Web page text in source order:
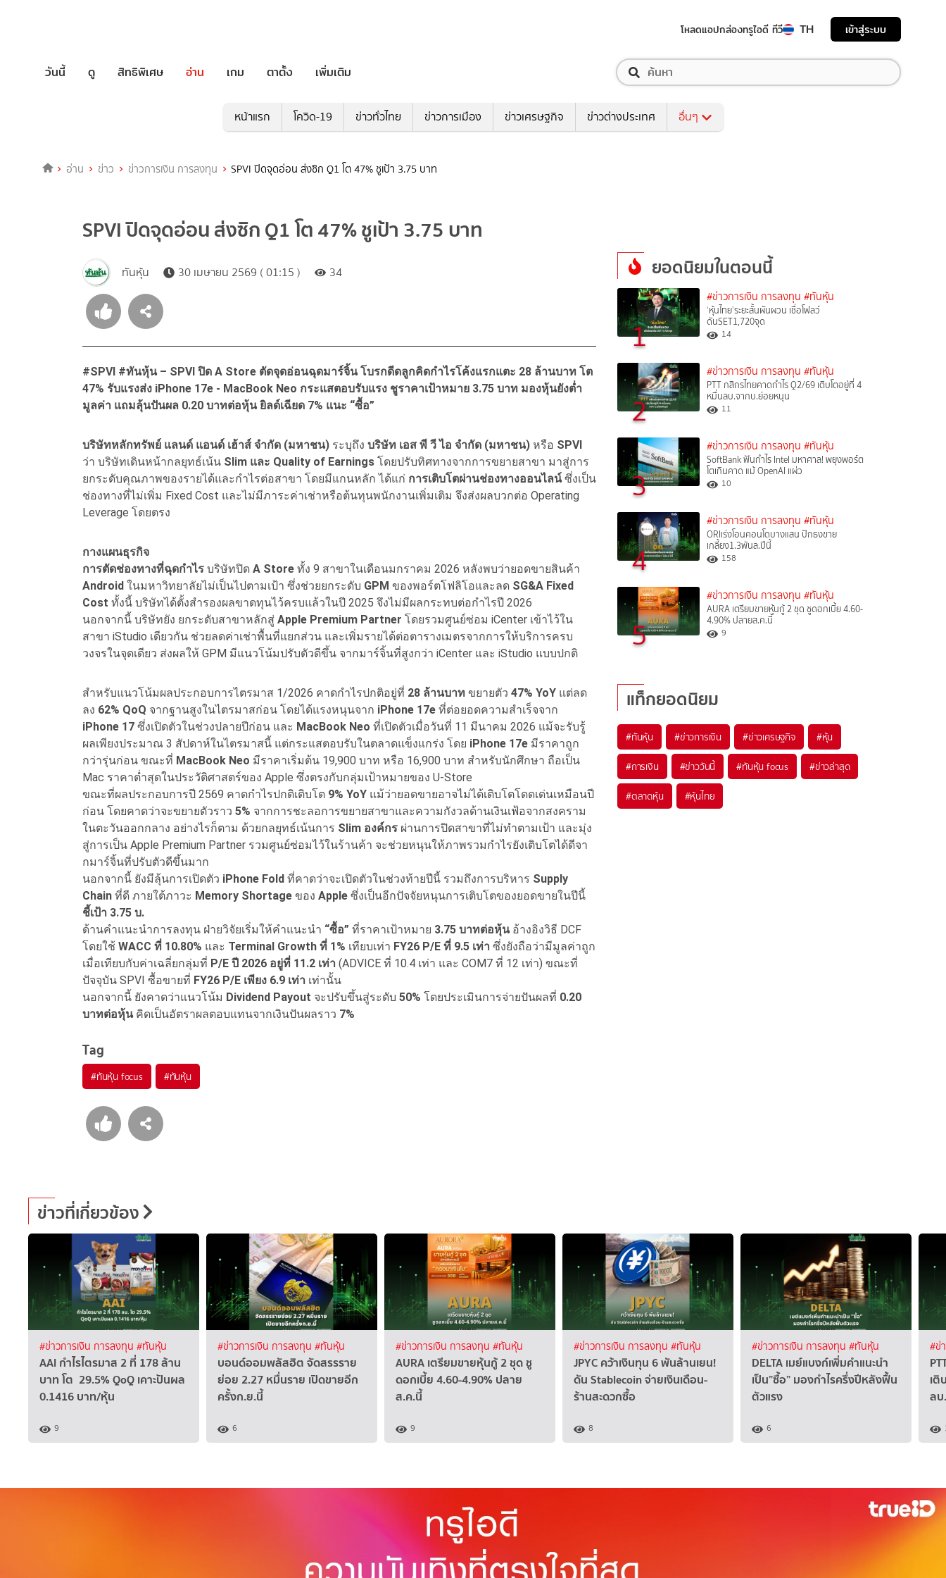
โหลดแอปกล่องทรูไอดี ทีวี TH เข้าสู่ระบบ
วันนี้ ดู สิทธิพิเศษ อ่าน เกม ตาตั้ง เพิ่มเติม
หน้าแรก โควิด-19 ข่าวทั่วไทย ข่าวการเมือง ข่าวเศรษฐกิจ ข่าวต่างประเทศ อื่นๆ
อ่าน ข่าว ข่าวการเงิน การลงทุน SPVI ปิดจุดอ่อน ส่งซิก Q1 โต 47% ชูเป้า 3.75 บาท
SPVI ปิดจุดอ่อน ส่งซิก Q1 โต 47% ชูเป้า 3.75 บาท
ทันหุ้น 30 เมษายน 2569 ( 01:15 ) 34
#SPVI #ทันหุ้น – SPVI ปิด A Store ตัดจุดอ่อนฉุดมาร์จิ้น โบรกดีดลูกคิดกำไรโค้งแรกแตะ 28 ล้านบาท โต
47% รับแรงส่ง iPhone 17e - MacBook Neo กระแสตอบรับแรง ชูราคาเป้าหมาย 3.75 บาท มองหุ้นยังต่ำ
มูลค่า แถมลุ้นปันผล 0.20 บาทต่อหุ้น ยิลด์เฉียด 7% แนะ “ซื้อ”
บริษัทหลักทรัพย์ แลนด์ แอนด์ เฮ้าส์ จำกัด (มหาชน) ระบุถึง บริษัท เอส พี วี ไอ จำกัด (มหาชน) หรือ SPVI
ว่า บริษัทเดินหน้ากลยุทธ์เน้น Slim และ Quality of Earnings โดยปรับทิศทางจากการขยายสาขา มาสู่การ
ยกระดับคุณภาพของรายได้และกำไรต่อสาขา โดยมีแกนหลัก ได้แก่ การเติบโตผ่านช่องทางออนไลน์ซึ่งเป็น
ช่องทางที่ไม่เพิ่ม Fixed Cost และไม่มีภาระค่าเช่าหรือต้นทุนพนักงานเพิ่มเติม จึงส่งผลบวกต่อ Operating
Leverage โดยตรง
กางแผนธุรกิจ
การตัดช่องทางที่ฉุดกำไร บริษัทปิด A Store ทั้ง 9 สาขาในเดือนมกราคม 2026 หลังพบว่ายอดขายสินค้า
Android ในมหาวิทยาลัยไม่เป็นไปตามเป้า ซึ่งช่วยยกระดับ GPM ของพอร์ตโฟลิโอและลด SG&A Fixed
Cost ทั้งนี้ บริษัทได้ตั้งสำรองผลขาดทุนไว้ครบแล้วในปี 2025 จึงไม่มีผลกระทบต่อกำไรปี 2026
นอกจากนี้ บริษัทยัง ยกระดับสาขาหลักสู่ Apple Premium Partner โดยรวมศูนย์ซ่อม iCenter เข้าไว้ใน
สาขา iStudio เดียวกัน ช่วยลดค่าเช่าพื้นที่แยกส่วน และเพิ่มรายได้ต่อตารางเมตรจากการให้บริการครบ
วงจรในจุดเดียว ส่งผลให้ GPM มีแนวโน้มปรับตัวดีขึ้น จากมาร์จิ้นที่สูงกว่า iCenter และ iStudio แบบปกติ
สำหรับแนวโน้มผลประกอบการไตรมาส 1/2026 คาดกำไรปกติอยู่ที่ 28 ล้านบาท ขยายตัว 47% YoY แต่ลด
ลง 62% QoQ จากฐานสูงในไตรมาสก่อน โดยได้แรงหนุนจาก iPhone 17e ที่ต่อยอดความสำเร็จจาก
iPhone 17 ซึ่งเปิดตัวในช่วงปลายปีก่อน และ MacBook Neo ที่เปิดตัวเมื่อวันที่ 11 มีนาคม 2026 แม้จะรับรู้
ผลเพียงประมาณ 3 สัปดาห์ในไตรมาสนี้ แต่กระแสตอบรับในตลาดแข็งแกร่ง โดย iPhone 17e มีราคาถูก
กว่ารุ่นก่อน ขณะที่ MacBook Neo มีราคาเริ่มต้น 19,900 บาท หรือ 16,900 บาท สำหรับนักศึกษา ถือเป็น
Mac ราคาต่ำสุดในประวัติศาสตร์ของ Apple ซึ่งตรงกับกลุ่มเป้าหมายของ U-Store
ขณะที่ผลประกอบการปี 2569 คาดกำไรปกติเติบโต 9% YoY แม้ว่ายอดขายอาจไม่ได้เติบโตโดดเด่นเหมือนปี
ก่อน โดยคาดว่าจะขยายตัวราว 5% จากการชะลอการขยายสาขาและความกังวลด้านเงินเฟ้อจากสงคราม
ในตะวันออกกลาง อย่างไรก็ตาม ด้วยกลยุทธ์เน้นการ Slim องค์กร ผ่านการปิดสาขาที่ไม่ทำตามเป้า และมุ่ง
สู่การเป็น Apple Premium Partner รวมศูนย์ซ่อมไว้ในร้านค้า จะช่วยหนุนให้ภาพรวมกำไรยังเติบโตได้ดีจา
กมาร์จิ้นที่ปรับตัวดีขึ้นมาก
นอกจากนี้ ยังมีลุ้นการเปิดตัว iPhone Fold ที่คาดว่าจะเปิดตัวในช่วงท้ายปีนี้ รวมถึงการบริหาร Supply
Chain ที่ดี ภายใต้ภาวะ Memory Shortage ของ Apple ซึ่งเป็นอีกปัจจัยหนุนการเติบโตของยอดขายในปีนี้
ชี้เป้า 3.75 บ.
ด้านคำแนะนำการลงทุน ฝ่ายวิจัยเริ่มให้คำแนะนำ “ซื้อ” ที่ราคาเป้าหมาย 3.75 บาทต่อหุ้นอ้างอิงวิธี DCF
โดยใช้ WACC ที่ 10.80% และ Terminal Growth ที่ 1% เทียบเท่า FY26 P/E ที่ 9.5 เท่า ซึ่งยังถือว่ามีมูลค่าถูก
เมื่อเทียบกับค่าเฉลี่ยกลุ่มที่ P/E ปี 2026 อยู่ที่ 11.2 เท่า (ADVICE ที่ 10.4 เท่า และ COM7 ที่ 12 เท่า) ขณะที่
ปัจจุบัน SPVI ซื้อขายที่ FY26 P/E เพียง 6.9 เท่า เท่านั้น
นอกจากนี้ ยังคาดว่าแนวโน้ม Dividend Payout จะปรับขึ้นสู่ระดับ 50% โดยประเมินการจ่ายปันผลที่ 0.20
บาทต่อหุ้นคิดเป็นอัตราผลตอบแทนจากเงินปันผลราว 7%
Tag
#ทันหุ้น focus #ทันหุ้น
ยอดนิยมในตอนนี้
1
#ข่าวการเงิน การลงทุน #ทันหุ้น
‘หุ้นไทย’ระยะสั้นผันผวน เชื่อโฟลว์
ดันSET1,720จุด
14
2
#ข่าวการเงิน การลงทุน #ทันหุ้น
PTT กสิกรไทยคาดกำไร Q2/69 เติบโตอยู่ที่ 4
หมื่นลบ.จากบ.ย่อยหนุน
11
3
#ข่าวการเงิน การลงทุน #ทันหุ้น
SoftBank ฟันกำไร Intel มหาศาล! พยุงพอร์ต
โตเกินคาด แม้ OpenAI แผ่ว
10
4
#ข่าวการเงิน การลงทุน #ทันหุ้น
ORIเร่งโอนคอนโดบางแสน ปักธงขาย
เกลี้ยง1.3พันล.ปีนี้
158
5
#ข่าวการเงิน การลงทุน #ทันหุ้น
AURA เตรียมขายหุ้นกู้ 2 ชุด ชูดอกเบี้ย 4.60-
4.90% ปลายส.ค.นี้
9
แท็กยอดนิยม
#ทันหุ้น #ข่าวการเงิน #ข่าวเศรษฐกิจ #หุ้น
#การเงิน #ข่าววันนี้ #ทันหุ้น focus #ข่าวล่าสุด
#ตลาดหุ้น #หุ้นไทย
ข่าวที่เกี่ยวข้อง
#ข่าวการเงิน การลงทุน #ทันหุ้น
AAI กำไรไตรมาส 2 ที่ 178 ล้าน
บาท โต 29.5% QoQ เคาะปันผล
0.1416 บาท/หุ้น
9
#ข่าวการเงิน การลงทุน #ทันหุ้น
บอนด์ออมพลัสฮิต จัดสรรราย
ย่อย 2.27 หมื่นราย เปิดขายอีก
ครั้งก.ย.นี้
6
#ข่าวการเงิน การลงทุน #ทันหุ้น
AURA เตรียมขายหุ้นกู้ 2 ชุด ชู
ดอกเบี้ย 4.60-4.90% ปลาย
ส.ค.นี้
9
#ข่าวการเงิน การลงทุน #ทันหุ้น
JPYC คว้าเงินทุน 6 พันล้านเยน!
ดัน Stablecoin จ่ายเงินเดือน-
ร้านสะดวกซื้อ
8
#ข่าวการเงิน การลงทุน #ทันหุ้น
DELTA เมย์แบงก์เพิ่มคำแนะนำ
เป็น”ซื้อ” มองกำไรครึ่งปีหลังฟื้น
ตัวแรง
6
#ข่
เ
ล